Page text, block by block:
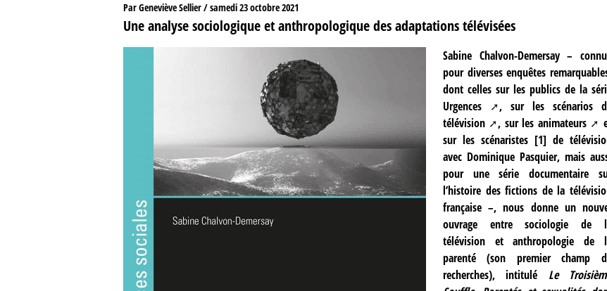
Par Geneviève Sellier /samedi 23 octobre 2021
Une analyse sociologique et anthropologique des adaptations télévisées
Sabine Chalvon-Demersay –
pour diverses enquêtes
dont celles sur les publics de la
Urgences
, sur les scénarios
télévision
, sur les animateurs
sur les scénaristes[1] de
avec Dominique Pasquier, mais
pour une série documentaire
l’histoire des fictions de la
française –, nous donne un
ouvrage entre sociologie de
télévision et anthropologie de
parenté (son premier champ
recherches), intitulé Le